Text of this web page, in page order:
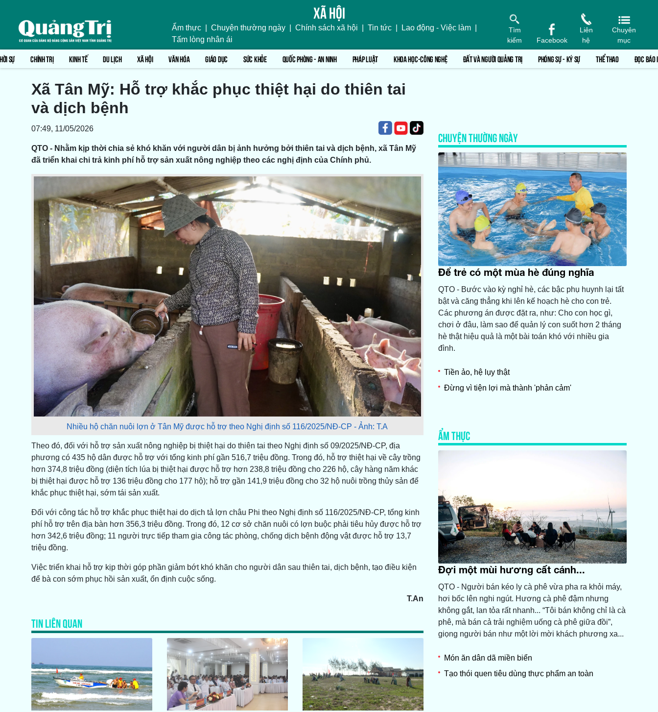
Xã hội
Ẩm thực Chuyện thường ngày Chính sách xã hội Tin tức Lao động - Việc làm
Tấm lòng nhân ái
Tìm
kiếm
Facebook
Liên
hệ
Chuyên
mục
SỰ CHÍNH TRỊ KINH TẾ DU LỊCH XÃ HỘI VĂN HÓA GIÁO DỤC SỨC KHỎE QUỐC PHÒNG - AN NINH PHÁP LUẬT KHOA HỌC-CÔNG NGHỆ ĐẤT VÀ NGƯỜI QUẢNG TRỊ PHÓNG SỰ - KÝ SỰ THỂ THAO ĐỌC BÁO
Xã Tân Mỹ: Hỗ trợ khắc phục thiệt hại do thiên tai
và dịch bệnh
07:49, 11/05/2026
QTO - Nhằm kịp thời chia sẻ khó khăn với người dân bị ảnh hưởng bởi thiên tai và dịch bệnh, xã Tân Mỹ
đã triển khai chi trả kinh phí hỗ trợ sản xuất nông nghiệp theo các nghị định của Chính phủ.
Nhiều hộ chăn nuôi lợn ở Tân Mỹ được hỗ trợ theo Nghị định số 116/2025/NĐ-CP - Ảnh: T.A
Theo đó, đối với hỗ trợ sản xuất nông nghiệp bị thiệt hại do thiên tai theo Nghị định số 09/2025/NĐ-CP, địa
phương có 435 hộ dân được hỗ trợ với tổng kinh phí gần 516,7 triệu đồng. Trong đó, hỗ trợ thiệt hại về cây trồng
hơn 374,8 triệu đồng (diện tích lúa bị thiệt hại được hỗ trợ hơn 238,8 triệu đồng cho 226 hộ, cây hàng năm khác
bị thiệt hại được hỗ trợ 136 triệu đồng cho 177 hộ); hỗ trợ gần 141,9 triệu đồng cho 32 hộ nuôi trồng thủy sản để
khắc phục thiệt hại, sớm tái sản xuất.
Đối với công tác hỗ trợ khắc phục thiệt hại do dịch tả lợn châu Phi theo Nghị định số 116/2025/NĐ-CP, tổng kinh
phí hỗ trợ trên địa bàn hơn 356,3 triệu đồng. Trong đó, 12 cơ sở chăn nuôi có lợn buộc phải tiêu hủy được hỗ trợ
hơn 342,6 triệu đồng; 11 người trực tiếp tham gia công tác phòng, chống dịch bệnh động vật được hỗ trợ 13,7
triệu đồng.
Việc triển khai hỗ trợ kịp thời góp phần giảm bớt khó khăn cho người dân sau thiên tai, dịch bệnh, tạo điều kiện
để bà con sớm phục hồi sản xuất, ổn định cuộc sống.
T.An
TIN LIÊN QUAN
CHUYỆN THƯỜNG NGÀY
Để trẻ có một mùa hè đúng nghĩa
QTO - Bước vào kỳ nghỉ hè, các bậc phụ huynh lại tất
bật và căng thẳng khi lên kế hoạch hè cho con trẻ.
Các phương án được đặt ra, như: Cho con học gì,
chơi ở đâu, làm sao để quản lý con suốt hơn 2 tháng
hè thật hiệu quả là một bài toán khó với nhiều gia
đình.
Tiền ảo, hệ lụy thật
Đừng vì tiện lợi mà thành 'phản cảm'
ẨM THỰC
Đợi một mùi hương cất cánh...
QTO - Người bán kéo ly cà phê vừa pha ra khỏi máy,
hơi bốc lên nghi ngút. Hương cà phê đậm nhưng
không gắt, lan tỏa rất nhanh... “Tôi bán không chỉ là cà
phê, mà bán cả trải nghiệm uống cà phê giữa đồi”,
giọng người bán như một lời mời khách phương xa...
Món ăn dân dã miền biển
Tạo thói quen tiêu dùng thực phẩm an toàn